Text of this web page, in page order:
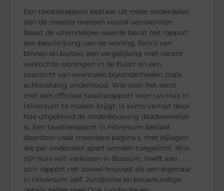
Een taxatierapport bestaat uit meer onderdelen
dan de meeste mensen vooraf verwachten.
Naast de uiteindelijke waarde bevat het rapport
een beschrijving van de woning, foto’s van
binnen en buiten, een vergelijking met recent
verkochte woningen in de buurt en een
overzicht van eventuele bijzonderheden zoals
achterstallig onderhoud. Wie voor het eerst
met een officieel taxatierapport voor uw huis in
Hilversum te maken krijgt, is soms verrast door
hoe uitgebreid de onderbouwing daadwerkelijk
is. Een taxatierapport in Hilversum beslaat
daardoor vaak meerdere pagina’s, met bijlagen
die per onderdeel apart worden toegelicht. Wie
zijn huis wilt verkopen in Bussum, heeft aan
zo’n rapport net zoveel houvast als een eigenaar
in Hilversum zelf. Juridische en bouwkundige